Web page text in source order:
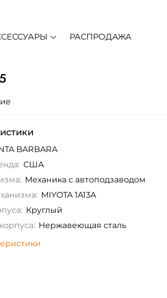
РАСПРОДАЖА
BARBARA
США
Механика с автоподзаводом
MIYOTA 1A13A
Круглый
Нержавеющая сталь